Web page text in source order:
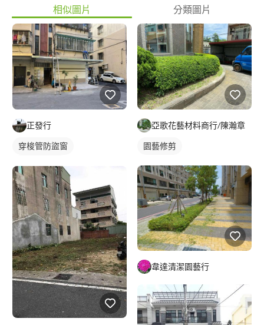
相似圖片 分類圖片
正發行
穿梭管防盜窗
亞歌花藝材料商行/陳瀚章
園藝修剪
韋達清潔園藝行